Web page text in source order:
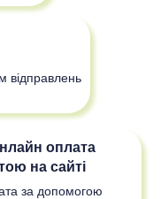
відправлень
оплата
на сайті
за допомогою